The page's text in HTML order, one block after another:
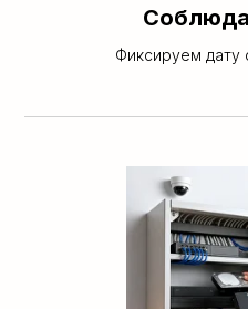
Фиксируем дату